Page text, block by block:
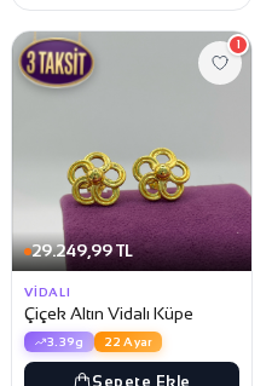
29.249,99 TL
1
VIDALI
Çiçek Altın Vidalı Küpe
3.39g 22 Ayar
Sepete Ekle